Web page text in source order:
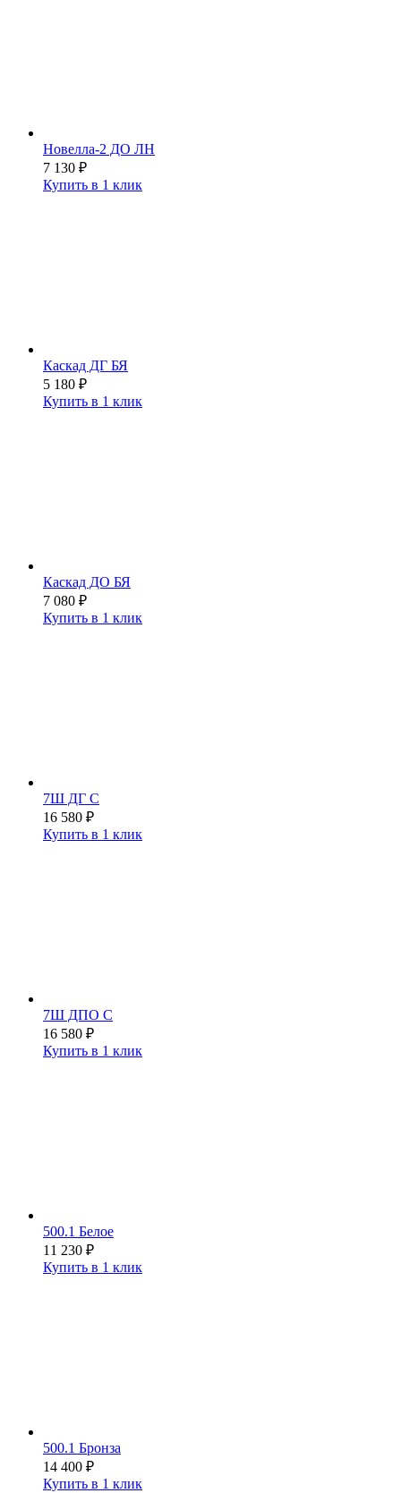
Новелла-2 ДО ЛН
7 130 ₽
Купить в 1 клик
Каскад ДГ БЯ
5 180 ₽
Купить в 1 клик
Каскад ДО БЯ
7 080 ₽
Купить в 1 клик
7Ш ДГ С
16 580 ₽
Купить в 1 клик
7Ш ДПО С
16 580 ₽
Купить в 1 клик
500.1 Белое
11 230 ₽
Купить в 1 клик
500.1 Бронза
14 400 ₽
Купить в 1 клик